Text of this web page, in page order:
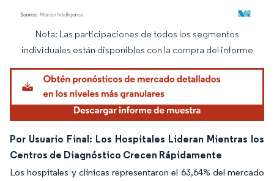
Imagen © Mordor Intelligence. El uso requiere atribución según CC BY 4.0.
Nota: Las participaciones de todos los segmentos
individuales están disponibles con la compra del informe
Por Usuario Final: Los Hospitales Lideran Mientras los
Centros de Diagnóstico Crecen Rápidamente
Los hospitales y clínicas representaron el 63,64% del mercado